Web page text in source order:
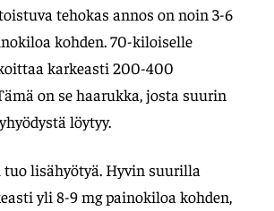
tehokas annos on noin 3-6
kohden. 70-kiloiselle
karkeasti 200-400
on se haarukka, josta suurin
löytyy.
tuo lisähyötyä. Hyvin suurilla
yli 8-9 mg painokiloa kohden,